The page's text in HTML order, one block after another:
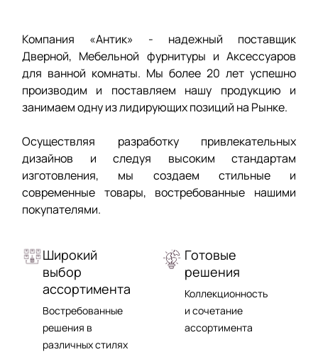
Компания «Антик» - надежный поставщик
Дверной, Мебельной фурнитуры и Аксессуаров
для ванной комнаты. Мы более 20 лет успешно
производим и поставляем нашу продукцию и
занимаем одну из лидирующих позиций на Рынке.
Осуществляя разработку привлекательных
дизайнов и следуя высоким стандартам
изготовления, мы создаем стильные и
современные товары, востребованные нашими
покупателями.
Широкий
выбор
ассортимента
Востребованные
решения в
различных cтилях
Готовые
решения
Коллекционность
и сочетание
ассортимента